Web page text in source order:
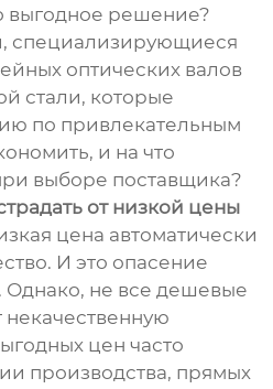
выгодное решение?
специализирующиеся
оптических валов
стали, которые
по привлекательным
и на что
выборе поставщика?
от низкой цены
цена автоматически
И это опасение
Однако, не все дешевые
цен часто
производства, прямых